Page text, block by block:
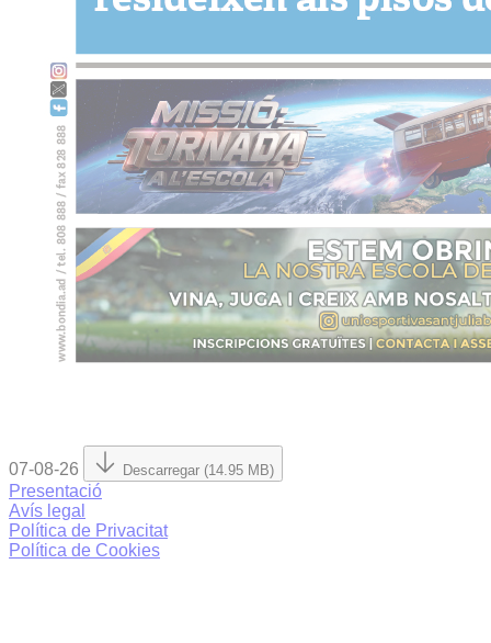
07-08-26 Descarregar (14.95 MB)
Presentació
Avís legal
Política de Privacitat
Política de Cookies